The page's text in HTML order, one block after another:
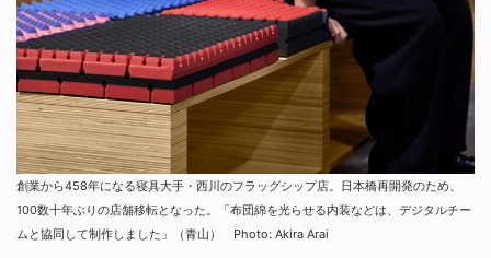
創業から458年になる寝具大手・西川のフラッグシップ店。日本橋再開発のため、
100数十年ぶりの店舗移転となった。「布団綿を光らせる内装などは、デジタルチー
ムと協同して制作しました」（青山） Photo: Akira Arai